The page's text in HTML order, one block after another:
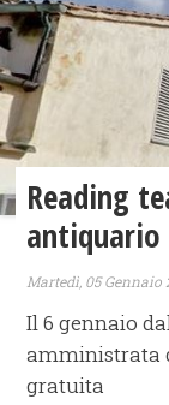
Reading
antiquario
Martedì, 05 Gennaio
Il 6 gennaio
amministrata
gratuita